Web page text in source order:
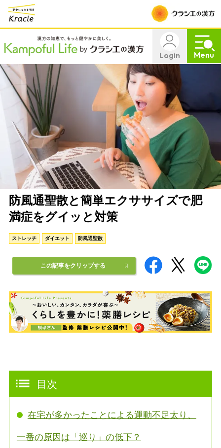
Login Menu
防風通聖散と簡単エクササイズで肥
満症をグイッと対策
ストレッチ ダイエット 防風通聖散
この記事をクリップする
目次
在宅が多かったことによる運動不足太り、
一番の原因は「巡り」の低下？